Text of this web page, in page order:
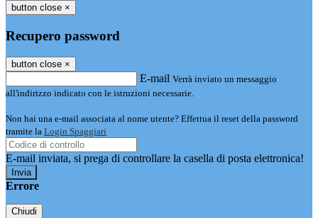
button close ×
Recupero password
button close ×
E-mail Verrà inviato un messaggio
all'indirizzo indicato con le istruzioni necessarie.
Non hai una e-mail associata al nome utente? Effettua il reset della password
tramite la Login Spaggiari
E-mail inviata, si prega di controllare la casella di posta elettronica!
Errore
Chiudi